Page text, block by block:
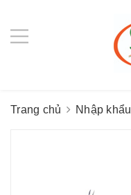
Trang chủ Nhập khẩu